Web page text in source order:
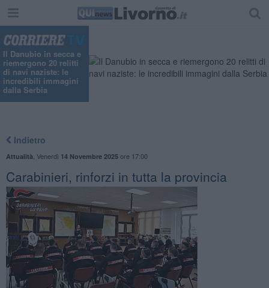
Il Danubio in secca e
riemergono 20 relitti
di navi naziste: le
incredibili immagini
dalla Serbia
Indietro
Attualità Venerdì 14 Novembre 2025ore 17:00
Carabinieri, rinforzi in tutta la provincia